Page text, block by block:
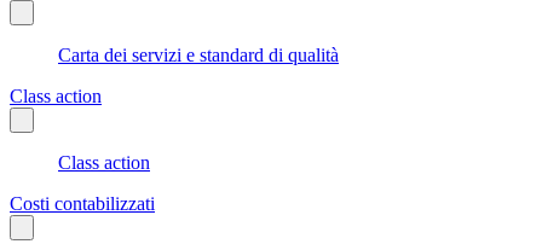
Carta dei servizi e standard di qualità
Class action
Class action
Costi contabilizzati